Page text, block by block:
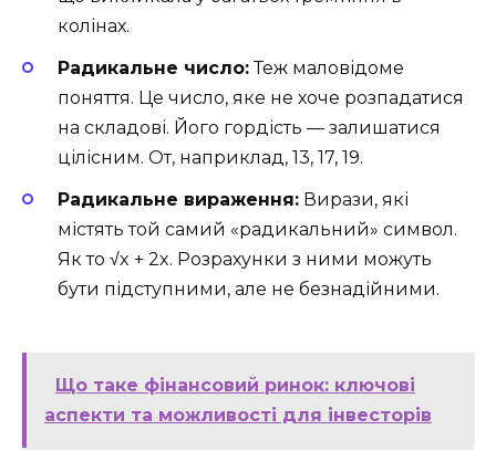
колінах.
Радикальне число:Теж маловідоме
поняття. Це число, яке не хоче розпадатися
на складові. Його гордість — залишатися
цілісним. От, наприклад, 13, 17, 19.
Радикальне вираження: Вирази, які
містять той самий «радикальний» символ.
Як то √x + 2x. Розрахунки з ними можуть
бути підступними, але не безнадійними.
Що таке фінансовий ринок: ключові
аспекти та можливості для інвесторів